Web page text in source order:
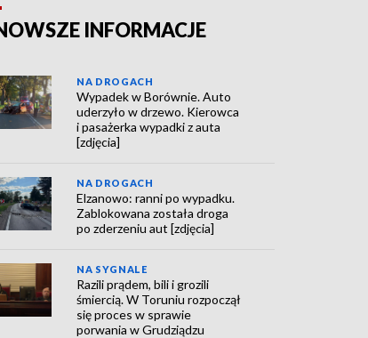
INFORMACJE
NA DROGACH
Wypadek w Borównie. Auto
uderzyło w drzewo. Kierowca
i pasażerka wypadki z auta
[zdjęcia]
NA DROGACH
Elzanowo: ranni po wypadku.
Zablokowana została droga
po zderzeniu aut [zdjęcia]
NA SYGNALE
Razili prądem, bili i grozili
śmiercią. W Toruniu rozpoczął
się proces w sprawie
porwania w Grudziądzu